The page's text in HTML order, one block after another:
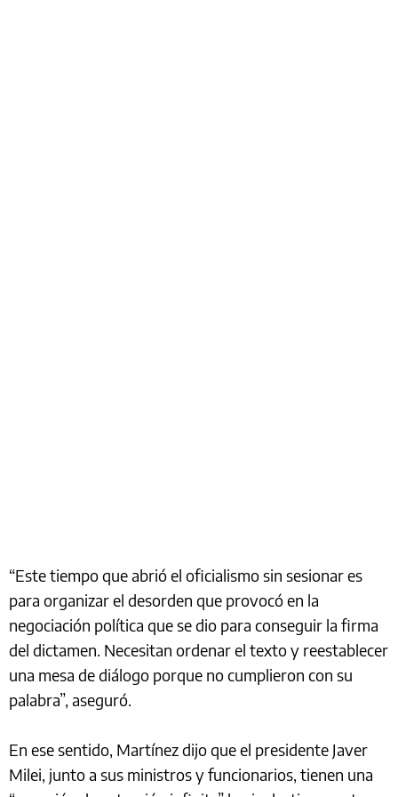
“Este tiempo que abrió el oficialismo sin sesionar es
para organizar el desorden que provocó en la
negociación política que se dio para conseguir la firma
del dictamen. Necesitan ordenar el texto y reestablecer
una mesa de diálogo porque no cumplieron con su
palabra”, aseguró.
En ese sentido, Martínez dijo que el presidente Javer
Milei, junto a sus ministros y funcionarios, tienen una